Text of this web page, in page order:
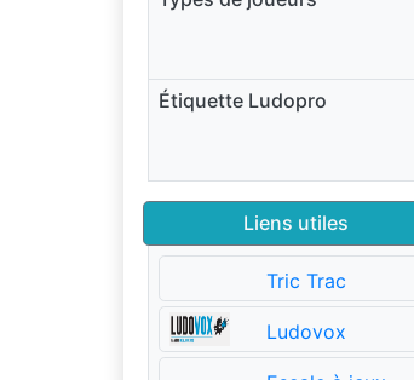
Étiquette Ludopro
Liens utiles
Tric Trac
Ludovox